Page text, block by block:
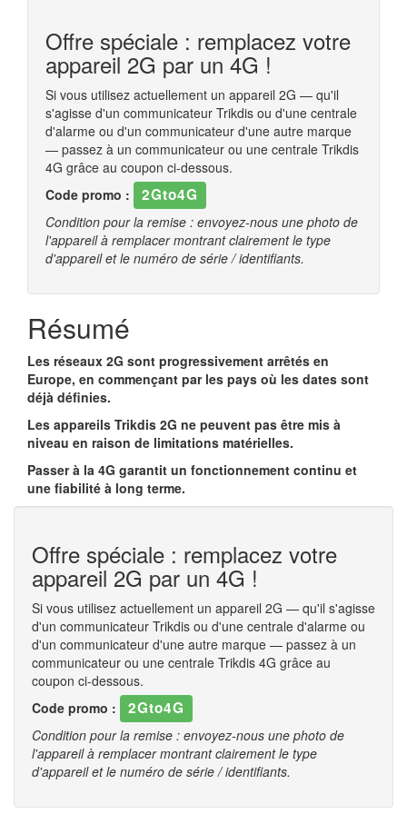
Offre spéciale : remplacez votre
appareil 2G par un 4G !
Si vous utilisez actuellement un appareil 2G — qu'il
s'agisse d'un communicateur Trikdis ou d'une centrale
d'alarme ou d'un communicateur d'une autre marque
— passez à un communicateur ou une centrale Trikdis
4G grâce au coupon ci-dessous.
Code promo :
2Gto4G
Condition pour la remise : envoyez-nous une photo de
l'appareil à remplacer montrant clairement le type
d'appareil et le numéro de série / identifiants.
Résumé
Les réseaux 2G sont progressivement arrêtés en
Europe, en commençant par les pays où les dates sont
déjà définies.
Les appareils Trikdis 2G ne peuvent pas être mis à
niveau en raison de limitations matérielles.
Passer à la 4G garantit un fonctionnement continu et
une fiabilité à long terme.
Offre spéciale : remplacez votre
appareil 2G par un 4G !
Si vous utilisez actuellement un appareil 2G — qu'il s'agisse
d'un communicateur Trikdis ou d'une centrale d'alarme ou
d'un communicateur d'une autre marque — passez à un
communicateur ou une centrale Trikdis 4G grâce au
coupon ci-dessous.
Code promo :
2Gto4G
Condition pour la remise : envoyez-nous une photo de
l'appareil à remplacer montrant clairement le type
d'appareil et le numéro de série / identifiants.